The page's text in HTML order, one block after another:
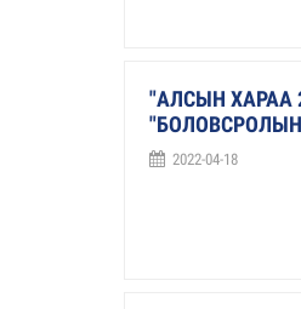
"АЛСЫН ХАРАА
2022-04-18